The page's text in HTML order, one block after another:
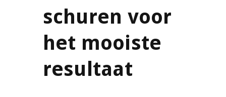
schuren voor
het mooiste
resultaat